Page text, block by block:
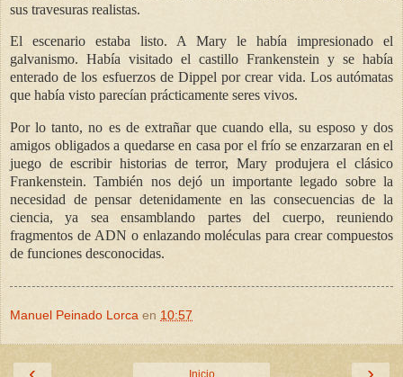
sus travesuras realistas.
El escenario estaba listo. A Mary le había impresionado el
galvanismo. Había visitado el castillo Frankenstein y se había
enterado de los esfuerzos de Dippel por crear vida. Los autómatas
que había visto parecían prácticamente seres vivos.
Por lo tanto, no es de extrañar que cuando ella, su esposo y dos
amigos obligados a quedarse en casa por el frío se enzarzaran en el
juego de escribir historias de terror, Mary produjera el clásico
Frankenstein. También nos dejó un importante legado sobre la
necesidad de pensar detenidamente en las consecuencias de la
ciencia, ya sea ensamblando partes del cuerpo, reuniendo
fragmentos de ADN o enlazando moléculas para crear compuestos
de funciones desconocidas.
Manuel Peinado Lorca en 10:57
Inicio